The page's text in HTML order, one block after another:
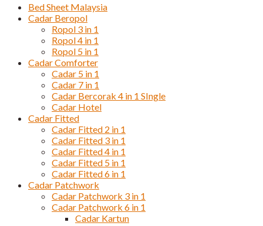
Bed Sheet Malaysia
Cadar Beropol
Ropol 3 in 1
Ropol 4 in 1
Ropol 5 in 1
Cadar Comforter
Cadar 5 in 1
Cadar 7 in 1
Cadar Bercorak 4 in 1 SIngle
Cadar Hotel
Cadar Fitted
Cadar Fitted 2 in 1
Cadar Fitted 3 in 1
Cadar Fitted 4 in 1
Cadar Fitted 5 in 1
Cadar Fitted 6 in 1
Cadar Patchwork
Cadar Patchwork 3 in 1
Cadar Patchwork 6 in 1
Cadar Kartun